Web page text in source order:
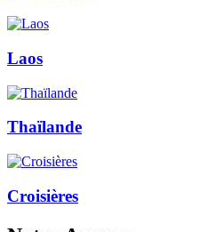
Laos
Thaïlande
Croisières